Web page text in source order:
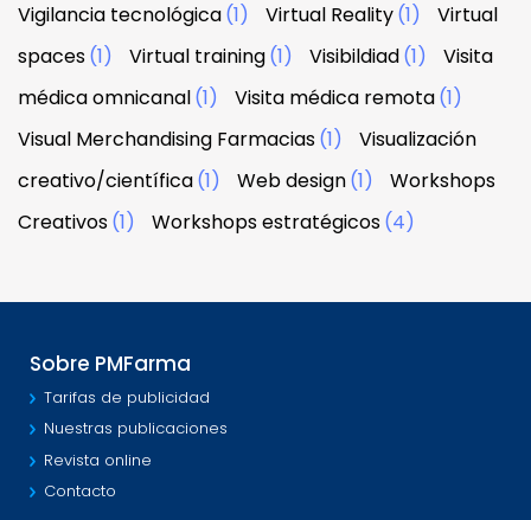
Vigilancia tecnológica(1) Virtual Reality(1)
Virtual
spaces(1) Virtual training(1) Visibildiad(1)
Visita
médica omnicanal(1) Visita médica remota(1)
Visual Merchandising Farmacias(1)
Visualización
creativo/científica(1) Web design(1)
Workshops
Creativos(1) Workshops estratégicos(4)
Sobre PMFarma
Tarifas de publicidad
Nuestras publicaciones
Revista online
Contacto